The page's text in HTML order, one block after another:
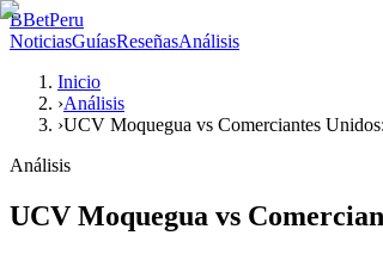
BBetPeru
NoticiasGuíasReseñasAnálisis
Inicio
›Análisis
›UCV Moquegua vs Comerciantes
Análisis
UCV Moquegua vs